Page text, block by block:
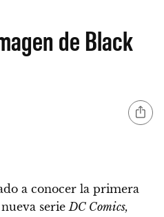
de Black
a conocer la primera
serieDC Comics,